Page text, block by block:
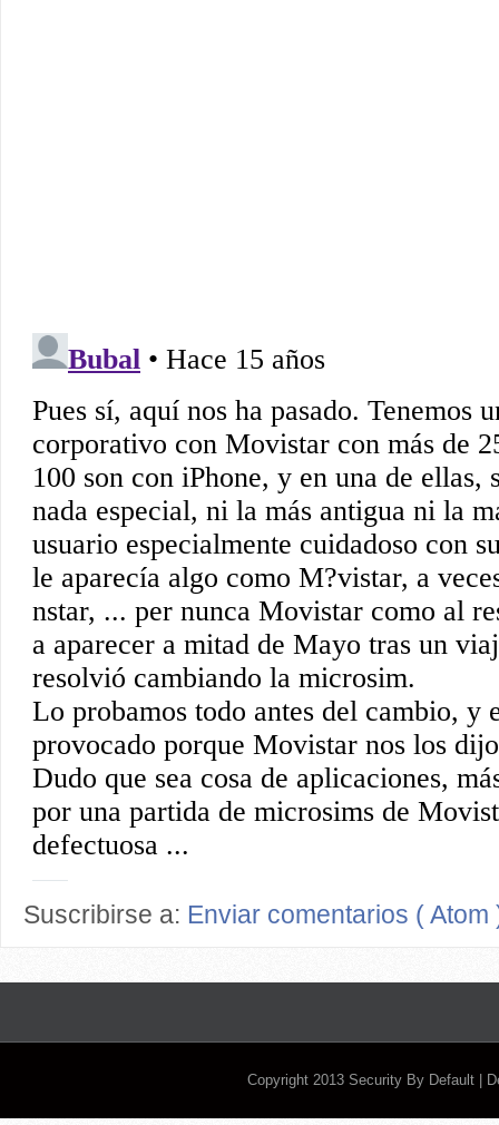
Suscribirse a: Enviar comentarios ( Atom
Copyright 2013 Security By Default |